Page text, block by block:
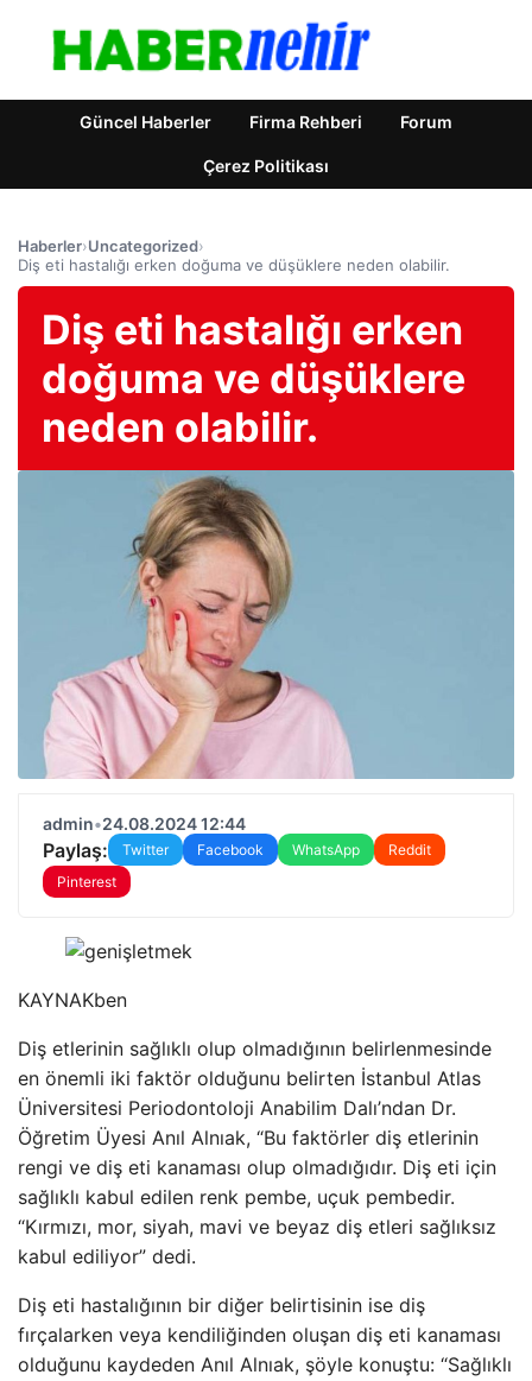
Güncel Haberler Firma Rehberi Forum
Çerez Politikası
Haberler›Uncategorized›
Diş eti hastalığı erken doğuma ve düşüklere neden olabilir.
Diş eti hastalığı erken
doğuma ve düşüklere
neden olabilir.
admin•24.08.2024 12:44
Paylaş: Twitter Facebook WhatsApp
Reddit
Pinterest
KAYNAKben
Diş etlerinin sağlıklı olup olmadığının belirlenmesinde
en önemli iki faktör olduğunu belirten İstanbul Atlas
Üniversitesi Periodontoloji Anabilim Dalı’ndan Dr.
Öğretim Üyesi Anıl Alnıak, “Bu faktörler diş etlerinin
rengi ve diş eti kanaması olup olmadığıdır. Diş eti için
sağlıklı kabul edilen renk pembe, uçuk pembedir.
“Kırmızı, mor, siyah, mavi ve beyaz diş etleri sağlıksız
kabul ediliyor” dedi.
Diş eti hastalığının bir diğer belirtisinin ise diş
fırçalarken veya kendiliğinden oluşan diş eti kanaması
olduğunu kaydeden Anıl Alnıak, şöyle konuştu: “Sağlıklı